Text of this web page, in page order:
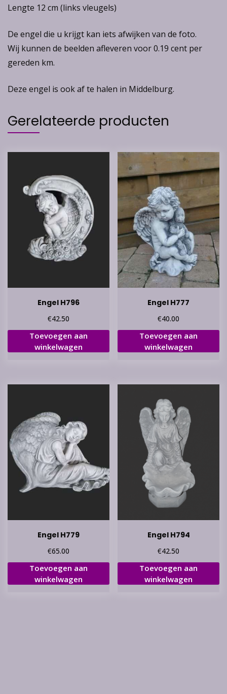
Lengte 12 cm (links vleugels)
De engel die u krijgt kan iets afwijken van de foto.
Wij kunnen de beelden afleveren voor 0.19 cent per
gereden km.
Deze engel is ook af te halen in Middelburg.
Gerelateerde producten
Engel H796
€42.50
Toevoegen aan
winkelwagen
Engel H777
€40.00
Toevoegen aan
winkelwagen
Engel H779
€65.00
Toevoegen aan
winkelwagen
Engel H794
€42.50
Toevoegen aan
winkelwagen